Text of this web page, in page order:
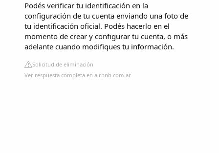
Podés verificar tu identificación en la
configuración de tu cuenta enviando una foto de
tu identificación oficial. Podés hacerlo en el
momento de crear y configurar tu cuenta, o más
adelante cuando modifiques tu información.
Solicitud de eliminación
Ver respuesta completa en airbnb.com.ar